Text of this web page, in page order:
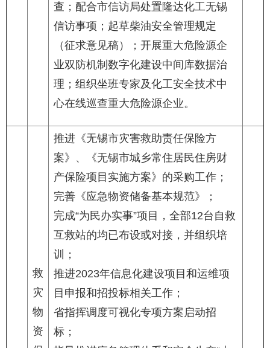
查；配合市信访局处置隆达化工无锡
信访事项；起草柴油安全管理规定
（征求意见稿）；开展重大危险源企
业双防机制数字化建设中间库数据治
理；组织坐班专家及化工安全技术中
心在线巡查重大危险源企业。
救
灾
物
资
推进《无锡市灾害救助责任保险方
案》、《无锡市城乡常住居民住房财
产保险项目实施方案》的采购工作；
完善《应急物资储备基本规范》；
完成“为民办实事”项目，全部12台自救
互救站的均已布设或对接，并组织培
训；
推进2023年信息化建设项目和运维项
目申报和招投标相关工作；
省指挥调度可视化专项方案启动招
标；